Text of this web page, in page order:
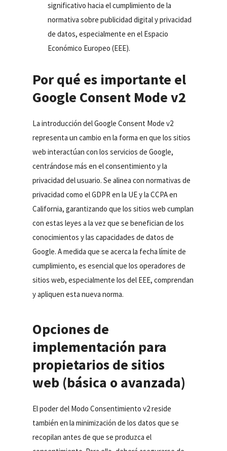
significativo hacia el cumplimiento de la
normativa sobre publicidad digital y privacidad
de datos, especialmente en el Espacio
Económico Europeo (EEE).
Por qué es importante el
Google Consent Mode v2
La introducción del Google Consent Mode v2
representa un cambio en la forma en que los sitios
web interactúan con los servicios de Google,
centrándose más en el consentimiento y la
privacidad del usuario. Se alinea con normativas de
privacidad como el GDPR en la UE y la CCPA en
California, garantizando que los sitios web cumplan
con estas leyes a la vez que se benefician de los
conocimientos y las capacidades de datos de
Google. A medida que se acerca la fecha límite de
cumplimiento, es esencial que los operadores de
sitios web, especialmente los del EEE, comprendan
y apliquen esta nueva norma.
Opciones de
implementación para
propietarios de sitios
web (básica o avanzada)
El poder del Modo Consentimiento v2 reside
también en la minimización de los datos que se
recopilan antes de que se produzca el